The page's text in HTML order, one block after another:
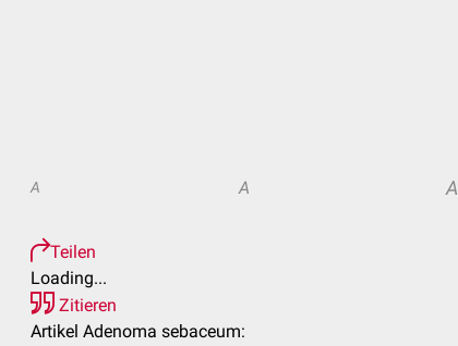
A A A
Teilen
Loading...
Zitieren
Artikel Adenoma sebaceum: